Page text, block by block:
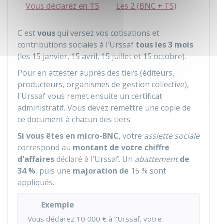
Vous déclarez en TS
Les 2 (BNC + TS)
C'estvousqui versez vos cotisations et
contributions sociales à l'Urssaf tous les 3 mois
(les 15 janvier, 15 avril, 15 juillet et 15 octobre).
Pour en attester auprès des tiers (éditeurs,
producteurs, organismes de gestion collective),
l'Urssaf vous remet ensuite un certificat
administratif. Vous devez remettre une copie de
ce document à chacun des tiers.
Si vous êtes en micro-BNC, votre assiette sociale
correspond au montant de votre chiffre
d'affairesdéclaré à l'Urssaf. Un abattementde
34 %, puis une majoration de 15 % sont
appliqués.
Exemple
Vous déclarez 10 000 € à l'Urssaf, votre